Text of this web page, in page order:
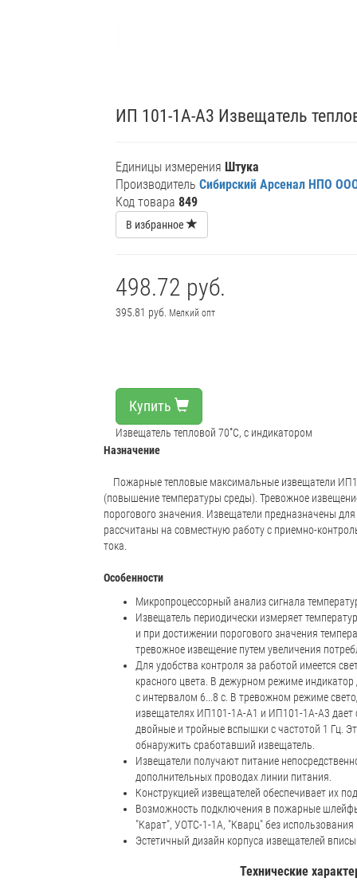
ИП 101-1А-А3 Извещатель
Единицы измерения Штука
Производитель Сибирский Арсенал НПО
Код товара 849
В избранное
498.72 руб.
395.81 руб. Мелкий опт
Купить
Извещатель тепловой 70˚С, с индикатором
Назначение
Пожарные тепловые максимальные извещатели
(повышение температуры среды). Тревожное
порогового значения. Извещатели предназначены
рассчитаны на совместную работу с приемно-
тока.
Особенности
Микропроцессорный анализ сигнала
Извещатель периодически измеряет
и при достижении порогового значения
тревожное извещение путем увеличения
Для удобства контроля за работой имеется
красного цвета. В дежурном режиме
с интервалом 6...8 с. В тревожном режиме
извещателях ИП101-1А-А1 и ИП101-1А-А3 дает
двойные и тройные вспышки с частотой 1 Гц.
обнаружить сработавший извещатель.
Извещатели получают питание
дополнительных проводах линии питания.
Конструкцией извещателей обеспечивает их
Возможность подключения в пожарные
"Карат", УОТС-1-1А, "Кварц" без
Эстетичный дизайн корпуса извещателей
Технические